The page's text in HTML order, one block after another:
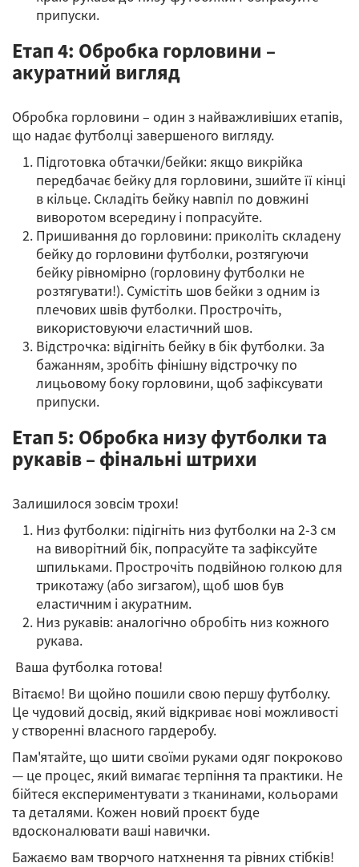
припуски.
Етап 4: Обробка горловини –
акуратний вигляд
Обробка горловини – один з найважливіших етапів,
що надає футболці завершеного вигляду.
Підготовка обтачки/бейки: якщо викрійка
передбачає бейку для горловини, зшийте її кінці
в кільце. Складіть бейку навпіл по довжині
виворотом всередину і попрасуйте.
Пришивання до горловини: приколіть складену
бейку до горловини футболки, розтягуючи
бейку рівномірно (горловину футболки не
розтягувати!). Сумістіть шов бейки з одним із
плечових швів футболки. Прострочіть,
використовуючи еластичний шов.
Відстрочка: відігніть бейку в бік футболки. За
бажанням, зробіть фінішну відстрочку по
лицьовому боку горловини, щоб зафіксувати
припуски.
Етап 5: Обробка низу футболки та
рукавів – фінальні штрихи
Залишилося зовсім трохи!
Низ футболки: підігніть низ футболки на 2-3 см
на виворітний бік, попрасуйте та зафіксуйте
шпильками. Прострочіть подвійною голкою для
трикотажу (або зигзагом), щоб шов був
еластичним і акуратним.
Низ рукавів: аналогічно обробіть низ кожного
рукава.
Ваша футболка готова!
Вітаємо! Ви щойно пошили свою першу футболку.
Це чудовий досвід, який відкриває нові можливості
у створенні власного гардеробу.
Пам'ятайте, що шити своїми руками одяг покроково
— це процес, який вимагає терпіння та практики. Не
бійтеся експериментувати з тканинами, кольорами
та деталями. Кожен новий проєкт буде
вдосконалювати ваші навички.
Бажаємо вам творчого натхнення та рівних стібків!